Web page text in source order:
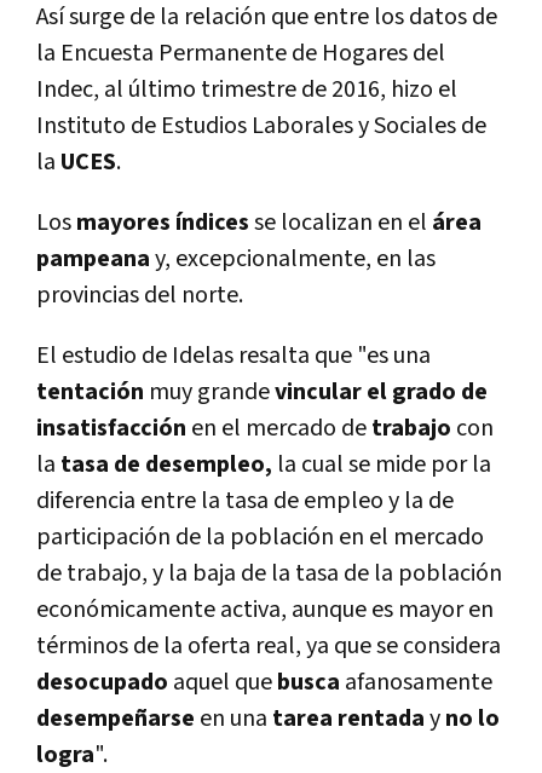
Así surge de la relación que entre los datos de
la Encuesta Permanente de Hogares del
Indec, al último trimestre de 2016, hizo el
Instituto de Estudios Laborales y Sociales de
la UCES.
Losmayores índicesse localizan en el área
pampeanay, excepcionalmente, en las
provincias del norte.
El estudio de Idelas resalta que "es una
tentación muy grandevincular el grado de
insatisfacción en el mercado detrabajo con
la tasa de desempleo, la cual se mide por la
diferencia entre la tasa de empleo y la de
participación de la población en el mercado
de trabajo, y la baja de la tasa de la población
económicamente activa, aunque es mayor en
términos de la oferta real, ya que se considera
desocupado aquel quebusca afanosamente
desempeñarse en una tarea rentadayno lo
logra".